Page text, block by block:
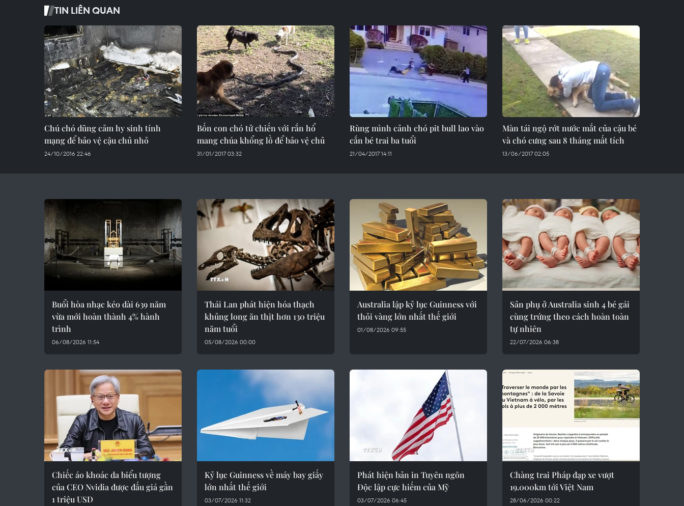
TIN LIÊN QUAN
Chú chó dũng cảm hy sinh tính
mạng để bảo vệ cậu chủ nhỏ
24/10/2016 22:46
Bốn con chó tử chiến với rắn hổ
mang chúa khổng lồ để bảo vệ chủ
31/01/2017 03:32
Rùng mình cảnh chó pit bull lao vào
cắn bé trai ba tuổi
21/04/2017 14:11
Màn tái ngộ rớt nước mắt của cậu bé
và chó cưng sau 8 tháng mất tích
13/06/2017 02:05
Buổi hòa nhạc kéo dài 639 năm
vừa mới hoàn thành 4% hành
trình
06/08/2026 11:54
Thái Lan phát hiện hóa thạch
khủng long ăn thịt hơn 130 triệu
năm tuổi
05/08/2026 00:00
Australia lập kỷ lục Guinness với
thỏi vàng lớn nhất thế giới
01/08/2026 09:55
Sản phụ ở Australia sinh 4 bé gái
cùng trứng theo cách hoàn toàn
tự nhiên
22/07/2026 06:38
Chiếc áo khoác da biểu tượng
của CEO Nvidia được đấu giá gần
1 triệu USD
Kỷ lục Guinness về máy bay giấy
lớn nhất thế giới
03/07/2026 11:32
Phát hiện bản in Tuyên ngôn
Độc lập cực hiếm của Mỹ
03/07/2026 06:45
Chàng trai Pháp đạp xe vượt
19.000km tới Việt Nam
28/06/2026 00:22